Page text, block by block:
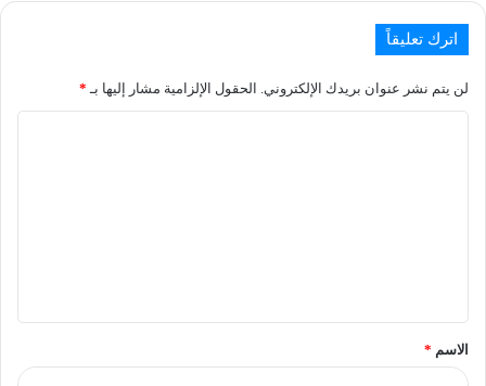
اترك تعليقاً
لن يتم نشر عنوان بريدك الإلكتروني. الحقول الإلزامية مشار إليها بـ *
الاسم *